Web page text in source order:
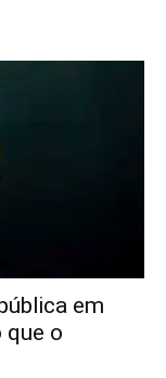
em
que o